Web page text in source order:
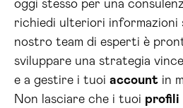
oggi stesso per una
richiedi ulteriori informazioni
nostro team di esperti è
sviluppare una strategia
e a gestire i tuoi account in
Non lasciare che i tuoi profili